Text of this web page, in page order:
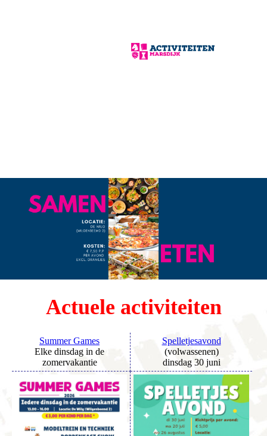
Actuele activiteiten
Summer Games
Elke dinsdag in de
zomervakantie
Spelletjesavond
(volwassenen)
dinsdag 30 juni